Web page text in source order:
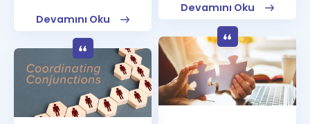
Devamını Oku
Devamını Oku